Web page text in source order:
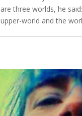
are three worlds, he
upper-world and the